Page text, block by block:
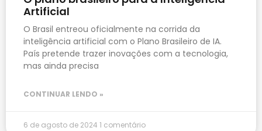
Artificial
O Brasil entreou oficialmente na corrida da
inteligência artificial com o Plano Brasileiro de IA.
País pretende trazer inovações com a tecnologia,
mas ainda precisa
CONTINUAR LENDO »
6 de agosto de 2024 1 comentário